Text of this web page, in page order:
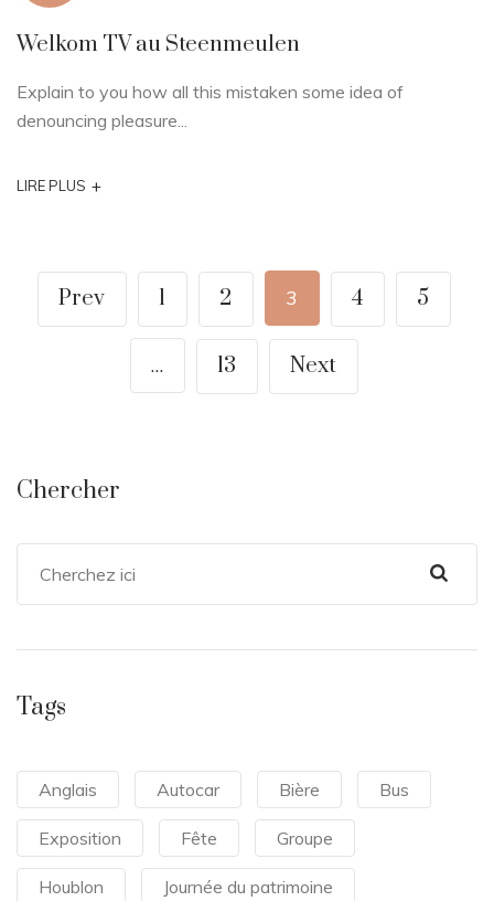
Welkom TV au Steenmeulen
Explain to you how all this mistaken some idea of
denouncing pleasure...
LIRE PLUS +
Prev 1 2 3 4 5
… 13 Next
Chercher
Tags
Anglais Autocar Bière Bus
Exposition Fête Groupe
Houblon Journée du patrimoine